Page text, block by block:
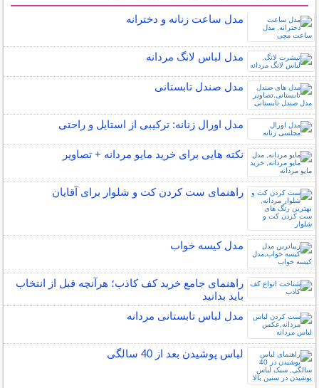
مدل ساعت زنانه و دخترانه
مدل لباس لانگ مردانه
مدل صندل تابستانی
مدل اورال زنانه: ترکیبی از استایل و راحتی
نکته هایی برای خرید مایو مردانه + تصاویر
راهنمای ست کردن کت و شلوار برای آقایان
مدل کیسه خواب
راهنمای جامع خرید کف کاذب؛ هرآنچه قبل از انتخاب
باید بدانید
مدل لباس تابستانی مردانه
لباس پوشیدن بعد از 40 سالگی